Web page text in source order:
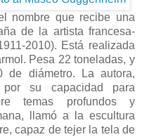
nombre que recibe una
de la artista francesa-
2010). Está realizada
Pesa 22 toneladas, y
diámetro. La autora,
por su capacidad para
temas profundos y
llamó a la escultura
capaz de tejer la tela de